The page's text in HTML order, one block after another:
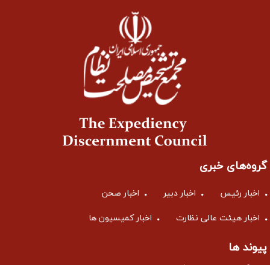
گروه‌های خبری
اخبار رئیس اخبار دبیر اخبار صحن
اخبار هیئت عالی نظارت اخبار کمیسیون ها
پیوند ها